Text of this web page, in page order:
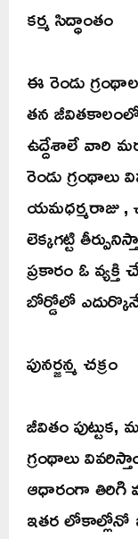
కర్మ సిద్ధాంతం
ఈ రెండు
తన
ఉద్దేశాలే వారి
రెండు గ్రంథాలు
యమధర్మరాజు ,
లెక్కగట్టి
ప్రకారం ఓ వ్యక్తి
బోర్డోలో
పునర్జన్మ చక్రం
జీవితం పుట్టుక,
గ్రంథాలు
ఆధారంగా తిరిగి
ఇతర లోకాల్లోనో